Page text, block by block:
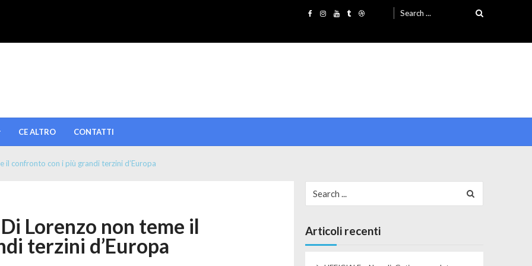
Search for:
CE ALTRO CONTATTI
il confronto con i più grandi terzini d’Europa
Lorenzo non teme il
terzini d’Europa
Articoli recenti